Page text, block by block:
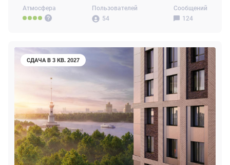
Атмосфера
Пользователей
54
Сообщений
124
СДАЧА В 3 КВ. 2027